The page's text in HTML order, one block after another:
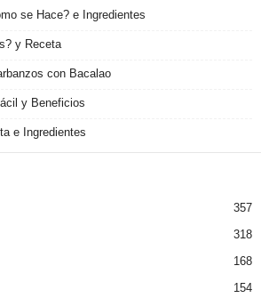
se Hace? e Ingredientes
y Receta
con Bacalao
y Beneficios
e Ingredientes
357
318
168
154